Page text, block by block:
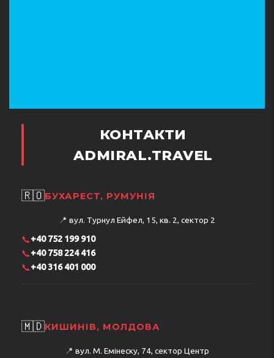
КОНТАКТИ
ADMIRAL.TRAVEL
🇷🇴БУХАРЕСТ, РУМУНІЯ
📍 вул. Турнул Ейфел, 15, кв. 2, сектор 2
📞+40 752 199 910
📞+40 758 224 416
📞+40 316 401 000
🇲🇩КИШИНІВ, МОЛДОВА
📍 вул. М. Емінеску, 74, сектор Центр